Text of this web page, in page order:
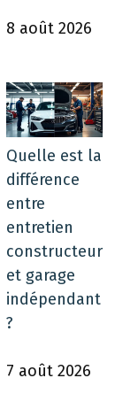
8 août 2026
Quelle est la
différence
entre
entretien
constructeur
et garage
indépendant
?
7 août 2026